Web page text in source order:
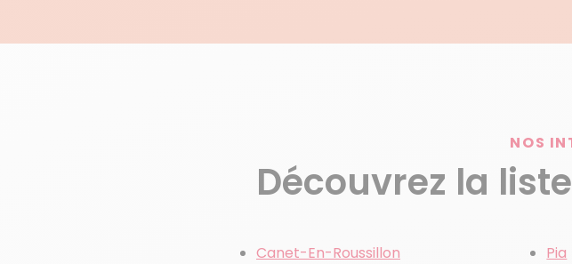
NOS
Découvrez la
Canet-En-Roussillon
Pia